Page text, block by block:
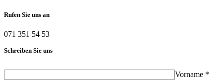
Rufen Sie uns an
071 351 54 53
Schreiben Sie uns
Vorname *